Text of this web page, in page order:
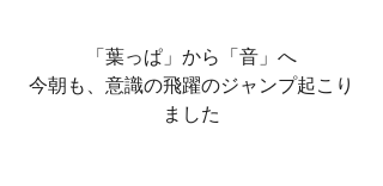
「葉っぱ」から「音」へ
今朝も、意識の飛躍のジャンプ起こり
ました